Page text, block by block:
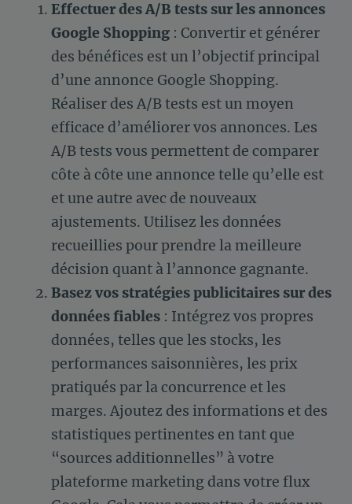
Effectuer des A/B tests sur les annonces
Google Shopping : Convertir et générer
des bénéfices est un l’objectif principal
d’une annonce Google Shopping.
Réaliser des A/B tests est un moyen
efficace d’améliorer vos annonces. Les
A/B tests vous permettent de comparer
côte à côte une annonce telle qu’elle est
et une autre avec de nouveaux
ajustements. Utilisez les données
recueillies pour prendre la meilleure
décision quant à l’annonce gagnante.
Basez vos stratégies publicitaires sur des
données fiables : Intégrez vos propres
données, telles que les stocks, les
performances saisonnières, les prix
pratiqués par la concurrence et les
marges. Ajoutez des informations et des
statistiques pertinentes en tant que
“sources additionnelles” à votre
plateforme marketing dans votre flux